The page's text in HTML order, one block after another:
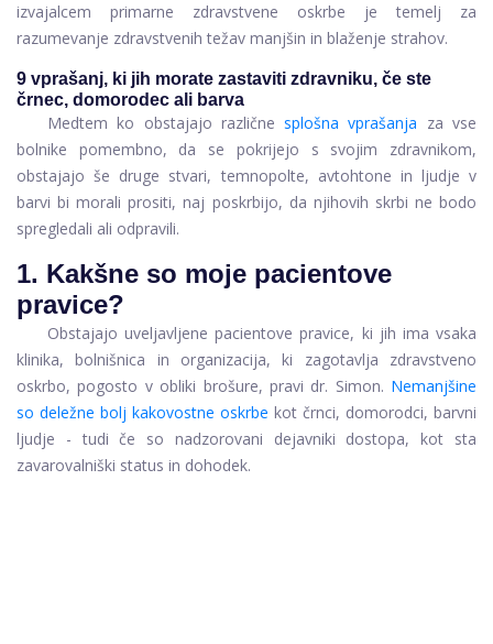
izvajalcem primarne zdravstvene oskrbe je temelj za
razumevanje zdravstvenih težav manjšin in blaženje strahov.
9 vprašanj, ki jih morate zastaviti zdravniku, če ste
črnec, domorodec ali barva
Medtem ko obstajajo različne splošna vprašanja za vse
bolnike pomembno, da se pokrijejo s svojim zdravnikom,
obstajajo še druge stvari, temnopolte, avtohtone in ljudje v
barvi bi morali prositi, naj poskrbijo, da njihovih skrbi ne bodo
spregledali ali odpravili.
1. Kakšne so moje pacientove
pravice?
Obstajajo uveljavljene pacientove pravice, ki jih ima vsaka
klinika, bolnišnica in organizacija, ki zagotavlja zdravstveno
oskrbo, pogosto v obliki brošure, pravi dr. Simon. Nemanjšine
so deležne bolj kakovostne oskrbe kot črnci, domorodci, barvni
ljudje - tudi če so nadzorovani dejavniki dostopa, kot sta
zavarovalniški status in dohodek.